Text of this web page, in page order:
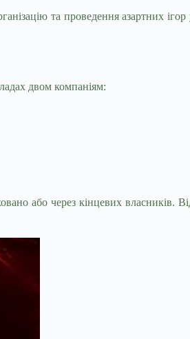
та проведення азартних ігор
двом компаніям:
або через кінцевих